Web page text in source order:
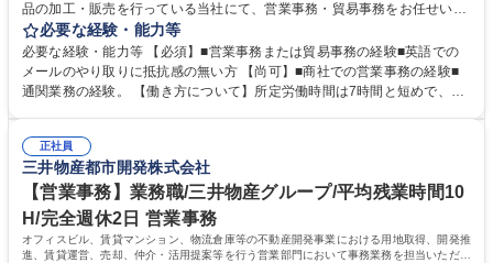
品の加工・販売を行っている当社にて、営業事務・貿易事務をお任せいた
します。営業社員のサポートポジションとして、受発注から海外工場との
調整まで幅広く対応し、当社事業の根幹を支えていただきます。 ■受発注
業務、請求書発行 ■海外工場とのスケジュール調整 ■在庫管理 ■輸入書類
の確認・作成 ■配送手配 ■通関業者を通して行う輸出入業全般 ■倉庫との
ルプロデュースしているため、商品に関わる全ての業務をサポート頂きま
す。 募集職種 東京都中央区【営業事務・貿易事務】食品商社/残業少なめ/
リモート等相談可
必要な経験・能力等
必要な経験・能力等 【必須】■営業事務または貿易事務の経験■英語での
メールのやり取りに抵抗感の無い方 【尚可】■商社での営業事務の経験■
通関業務の経験。 【働き方について】所定労働時間は7時間と短めで、残
の強み】1991年の設立以来、外食産業を中心としたお客様の多様なニー
ズに沿った冷凍水産物等の生産・輸入・販売を一貫して手掛けています。
自社工場と海外拠点の強固な連携によるワンストップサービスが最大の強
みです。 学歴・資格 学歴：大学院 大学 語学力：英語 資格：
正社員
三井物産都市開発株式会社
【営業事務】業務職/三井物産グループ/平均残業時間10
H/完全週休2日 営業事務
オフィスビル、賃貸マンション、物流倉庫等の不動産開発事業における用地取得、開発推
進、賃貸運営、売却、仲介・活用提案等を行う営業部門において事務業務を担当いただき